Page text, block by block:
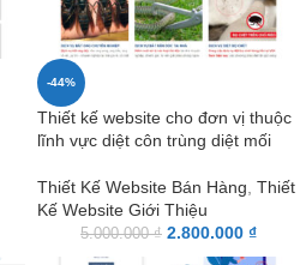
-44%
Thiết kế website cho đơn vị thuộc
lĩnh vực diệt côn trùng diệt mối
Thiết Kế Website Bán Hàng Thiết
Kế Website Giới Thiệu
5.000.000₫ 2.800.000 ₫